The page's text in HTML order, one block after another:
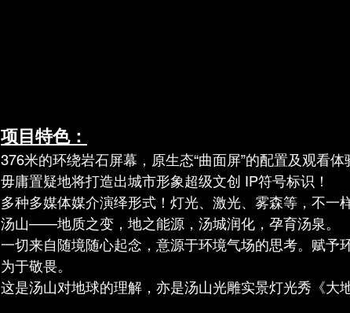
项目特色：
376米的环绕岩石屏幕，原生态“曲面屏”的配置及观看体
毋庸置疑地将打造出城市形象超级文创 IP符号标识！
多种多媒体媒介演绎形式！灯光、激光、雾森等，不一
汤山——地质之变，地之能源，汤城润化，孕育汤泉。
一切来自随境随心起念，意源于环境气场的思考。赋予
为于敬畏。
这是汤山对地球的理解，亦是汤山光雕实景灯光秀《大